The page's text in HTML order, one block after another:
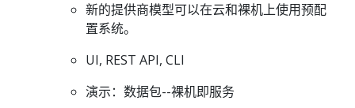
新的提供商模型可以在云和裸机上使用预配
置系统。
UI, REST API, CLI
演示：数据包--裸机即服务